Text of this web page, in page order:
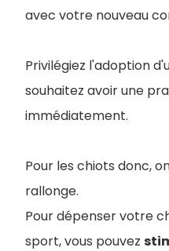
avec votre nouveau
Privilégiez l'adoption
souhaitez avoir une
immédiatement.
Pour les chiots donc,
rallonge.
Pour dépenser votre
sport, vous pouvez